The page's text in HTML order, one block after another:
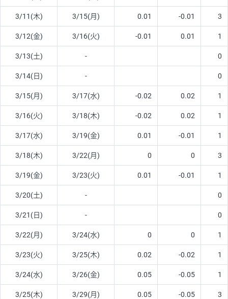
3/11(木) 3/15(月) 0.01 -0.01 3
3/12(金) 3/16(火) -0.01 0.01 1
3/13(土) - 0
3/14(日) - 0
3/15(月) 3/17(水) -0.02 0.02 1
3/16(火) 3/18(木) -0.02 0.02 1
3/17(水) 3/19(金) 0.01 -0.01 1
3/18(木) 3/22(月) 0 0 3
3/19(金) 3/23(火) 0.01 -0.01 1
3/20(土) - 0
3/21(日) - 0
3/22(月) 3/24(水) 0 0 1
3/23(火) 3/25(木) 0.02 -0.02 1
3/24(水) 3/26(金) 0.05 -0.05 1
3/25(木) 3/29(月) 0.05 -0.05 3